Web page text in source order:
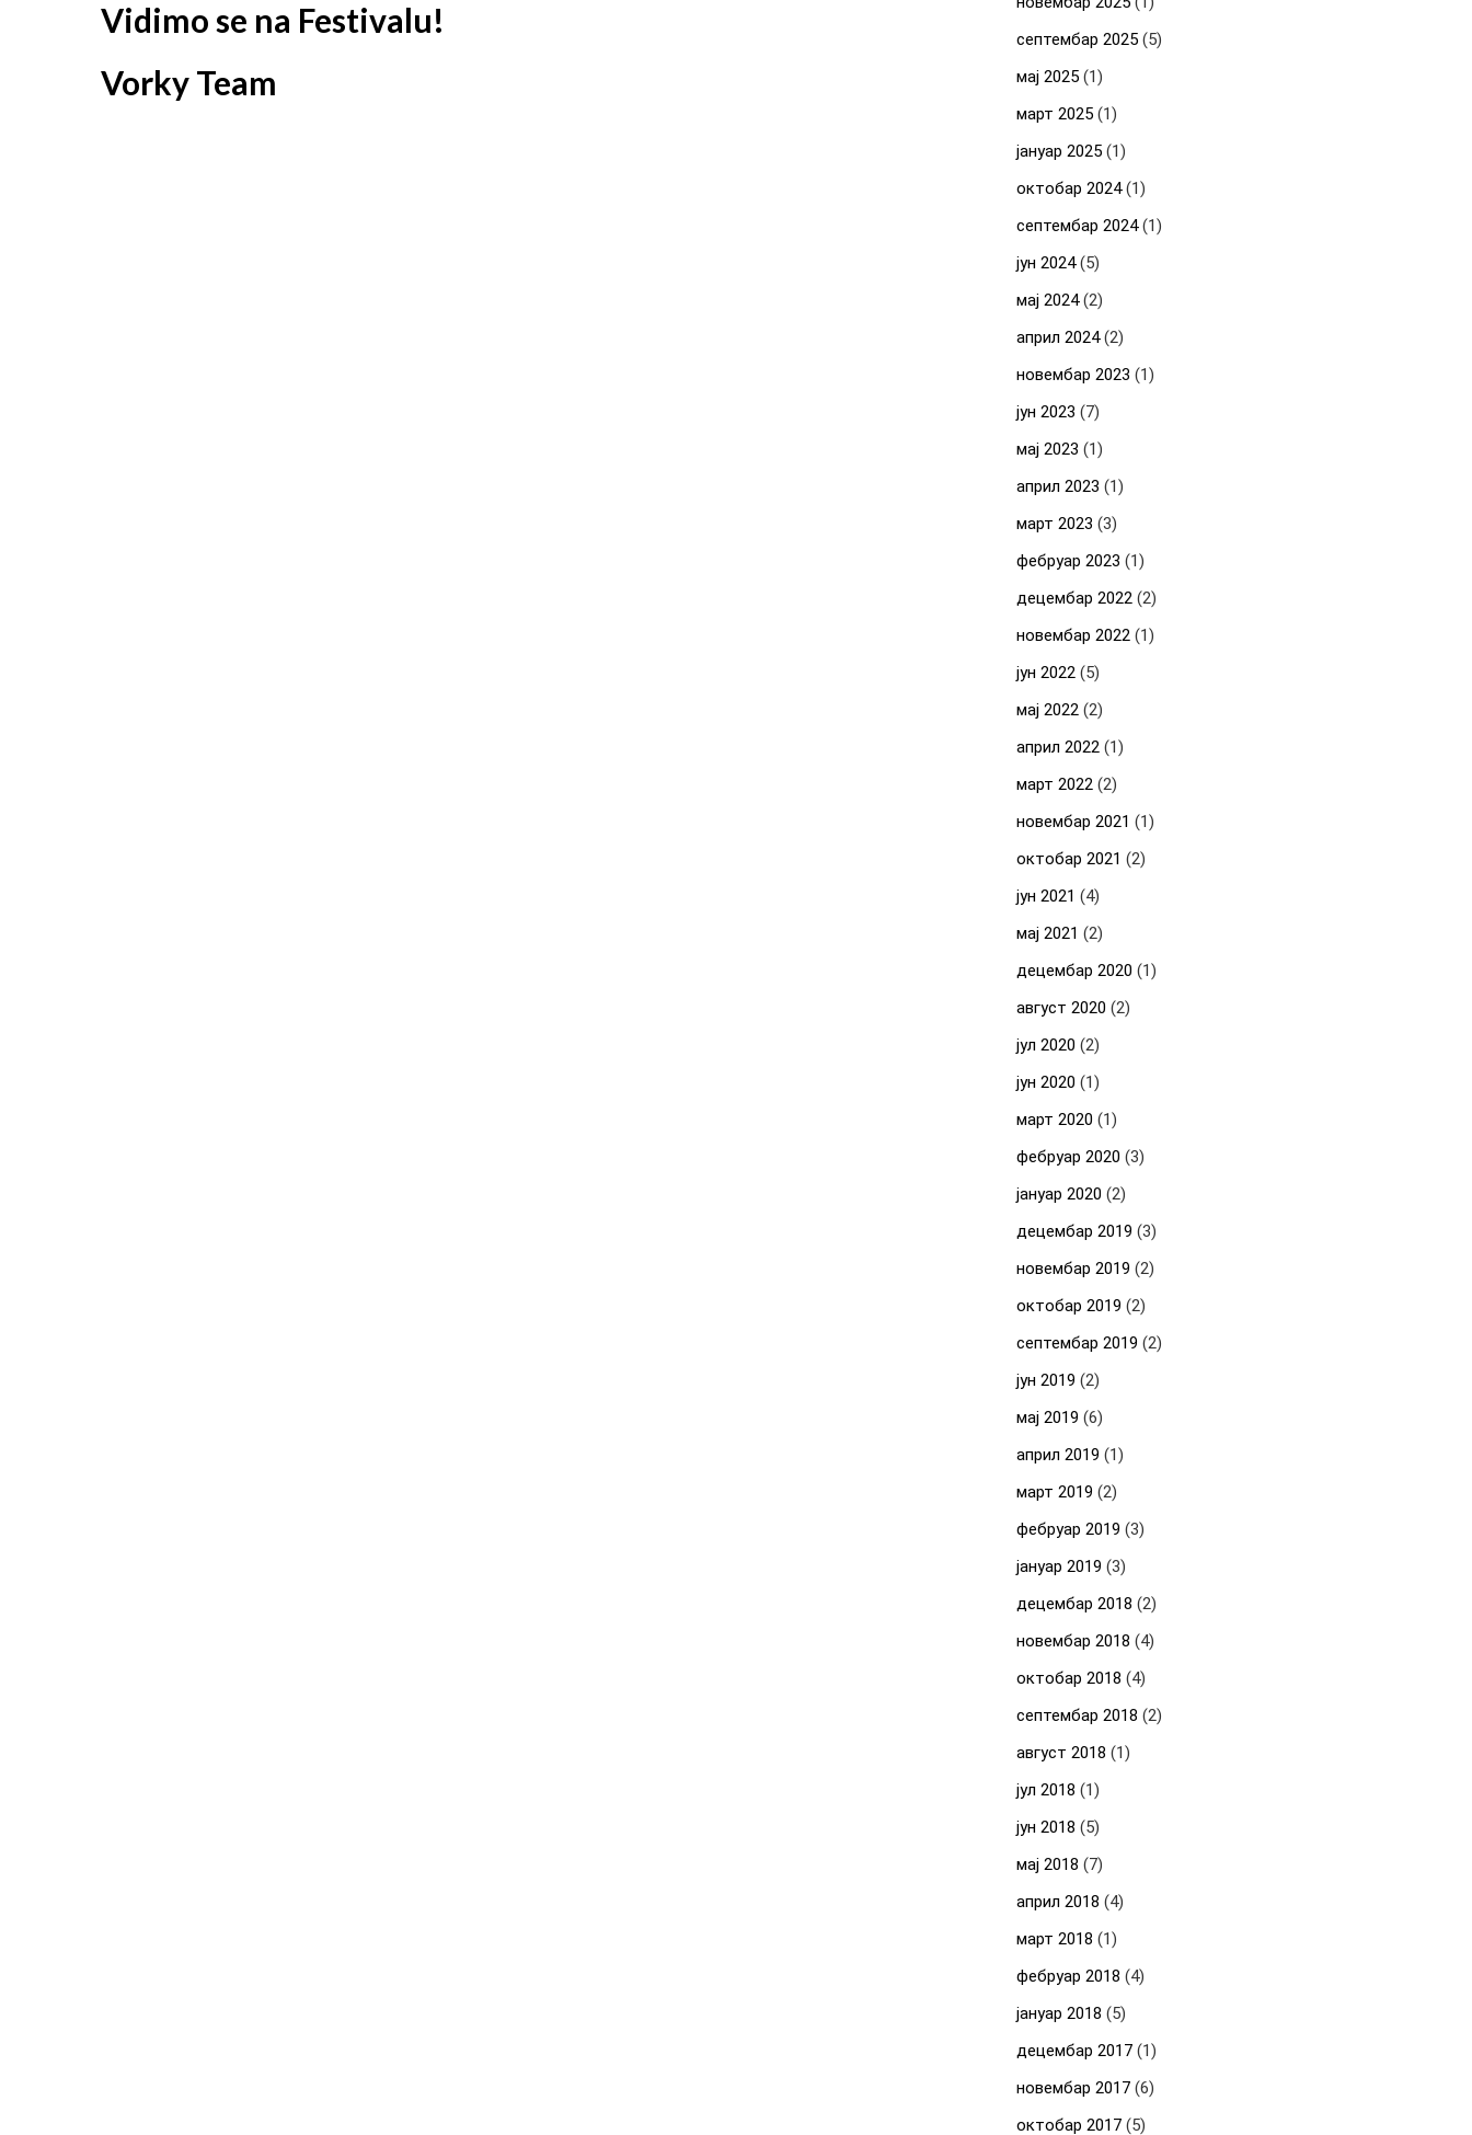
Vidimo se na Festivalu!
Vorky Team
септембар 2025(5)
мај 2025(1)
март 2025(1)
јануар 2025(1)
октобар 2024(1)
септембар 2024(1)
јун 2024(5)
мај 2024(2)
април 2024(2)
новембар 2023 (1)
јун 2023 (7)
мај 2023 (1)
април 2023 (1)
март 2023 (3)
фебруар 2023 (1)
децембар 2022(2)
новембар 2022(1)
јун 2022(5)
мај 2022(2)
април 2022(1)
март 2022(2)
новембар 2021 (1)
октобар 2021 (2)
јун 2021 (4)
мај 2021 (2)
децембар 2020 (1)
август 2020 (2)
јул 2020 (2)
јун 2020 (1)
март 2020 (1)
фебруар 2020 (3)
јануар 2020 (2)
децембар 2019 (3)
новембар 2019 (2)
октобар 2019 (2)
септембар 2019 (2)
јун 2019 (2)
мај 2019 (6)
април 2019 (1)
март 2019 (2)
фебруар 2019 (3)
јануар 2019 (3)
децембар 2018 (2)
новембар 2018 (4)
октобар 2018 (4)
септембар 2018 (2)
август 2018 (1)
јул 2018 (1)
јун 2018 (5)
мај 2018 (7)
април 2018 (4)
март 2018 (1)
фебруар 2018 (4)
јануар 2018 (5)
децембар 2017(1)
новембар 2017(6)
октобар 2017(5)